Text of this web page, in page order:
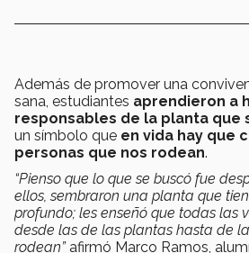
Además de promover una
sana, estudiantes aprendieron a
responsables de la planta que
un símbolo que en vida hay que
personas que nos rodean.
“Pienso que lo que se buscó fue
ellos, sembraron una planta que
profundo; les enseñó que todas las
desde las de las plantas hasta de
rodean”afirmó Marco Ramos,